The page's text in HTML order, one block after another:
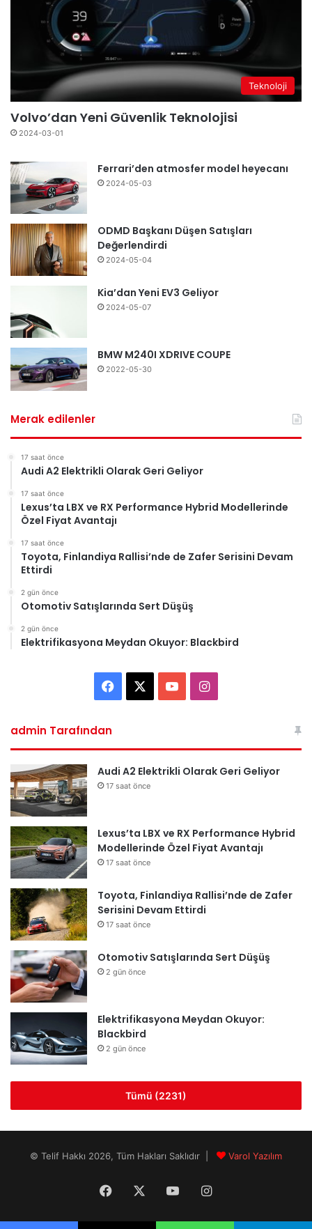
Teknoloji
Volvo’dan Yeni Güvenlik Teknolojisi
2024-03-01
Ferrari’den atmosfer model heyecanı
2024-05-03
ODMD Başkanı Düşen Satışları
Değerlendirdi
2024-05-04
Kia’dan Yeni EV3 Geliyor
2024-05-07
BMW M240I XDRIVE COUPE
2022-05-30
Merak edilenler
17 saat önce
Audi A2 Elektrikli Olarak Geri Geliyor
17 saat önce
Lexus’ta LBX ve RX Performance Hybrid Modellerinde
Özel Fiyat Avantajı
17 saat önce
Toyota, Finlandiya Rallisi’nde de Zafer Serisini Devam
Ettirdi
2 gün önce
Otomotiv Satışlarında Sert Düşüş
2 gün önce
Elektrifikasyona Meydan Okuyor: Blackbird
e
o
T
e
I
t
g
r
admin Tarafından
Audi A2 Elektrikli Olarak Geri Geliyor
17 saat önce
Lexus’ta LBX ve RX Performance Hybrid
Modellerinde Özel Fiyat Avantajı
17 saat önce
Toyota, Finlandiya Rallisi’nde de Zafer
Serisini Devam Ettirdi
17 saat önce
Otomotiv Satışlarında Sert Düşüş
2 gün önce
Elektrifikasyona Meydan Okuyor:
Blackbird
2 gün önce
Tümü (2231)
© Telif Hakkı 2026, Tüm Hakları Saklıdır | Varol Yazılım
Facebook YouTubeInstagram